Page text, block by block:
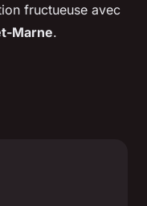
fructueuse avec
Marne.